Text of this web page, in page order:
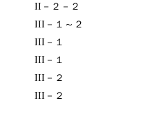
II－２－２
III－１～２
III－１
III－１
III－２
III－２